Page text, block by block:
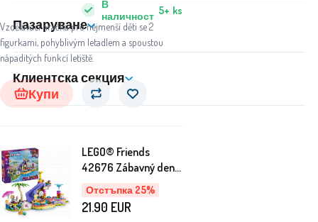
Vzdělávací hračka pro nejmenší děti se 2
figurkami, pohyblivým letadlem a spoustou
nápaditých funkcí letiště.
В
наличност 5+ ks
Купи
Отстъпка 25%
LEGO® Friends
42676 Zábavný den v
aquaparku
21.90 EUR
Пазаруване
Клиентска секция